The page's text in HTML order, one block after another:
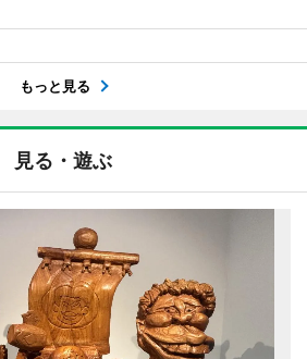
もっと見る
見る・遊ぶ